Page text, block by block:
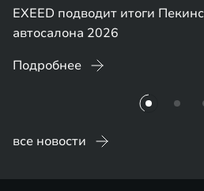
EXEED подводит итоги
автосалона 2026
Подробнее
все новости